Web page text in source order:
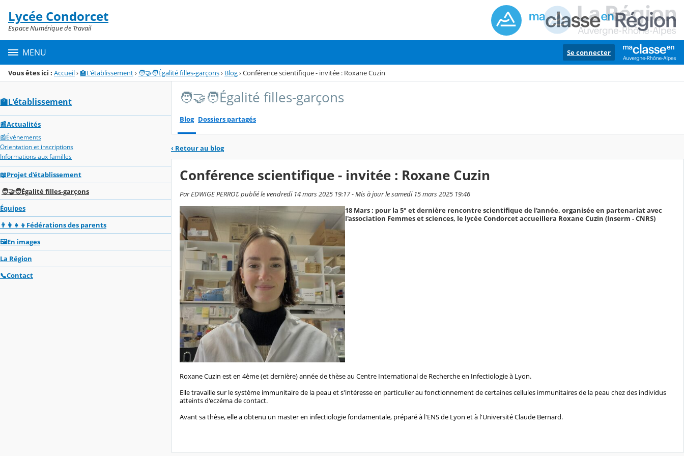
Menu de la rubrique
Contenu
Lycée Condorcet
Espace Numérique de Travail
MENU Se connecter
Vous êtes ici : Accueil›🏫L'établissement› 🧑‍🤝‍🧑Égalité filles-garçons› Blog›Conférence scientifique - invitée : Roxane Cuzin
🏫L'établissement
📰Actualités
📰Évènements
Orientation et inscriptions
Informations aux familles
📖Projet d'établissement
🧑‍🤝‍🧑Égalité filles-garçons
Équipes
👨‍👩‍👧‍👦Fédérations des parents
🖼️En images
La Région
📞Contact
🧑‍🤝‍🧑Égalité filles-garçons
Blog Dossiers partagés
‹ Retour au blog
Conférence scientifique - invitée : Roxane Cuzin
Par EDWIGE PERROT, publié le vendredi 14 mars 2025 19:17 - Mis à jour le samedi 15 mars 2025 19:46
18 Mars : pour la 5° et dernière rencontre scientifique de l'année, organisée en partenariat avec
l'association Femmes et sciences, le lycée Condorcet accueillera Roxane Cuzin (Inserm - CNRS)
Roxane Cuzin est en 4ème (et dernière) année de thèse au Centre International de Recherche en Infectiologie à Lyon.
Elle travaille sur le système immunitaire de la peau et s'intéresse en particulier au fonctionnement de certaines cellules immunitaires de la peau chez des individus
atteints d'eczéma de contact.
Avant sa thèse, elle a obtenu un master en infectiologie fondamentale, préparé à l'ENS de Lyon et à l'Université Claude Bernard.